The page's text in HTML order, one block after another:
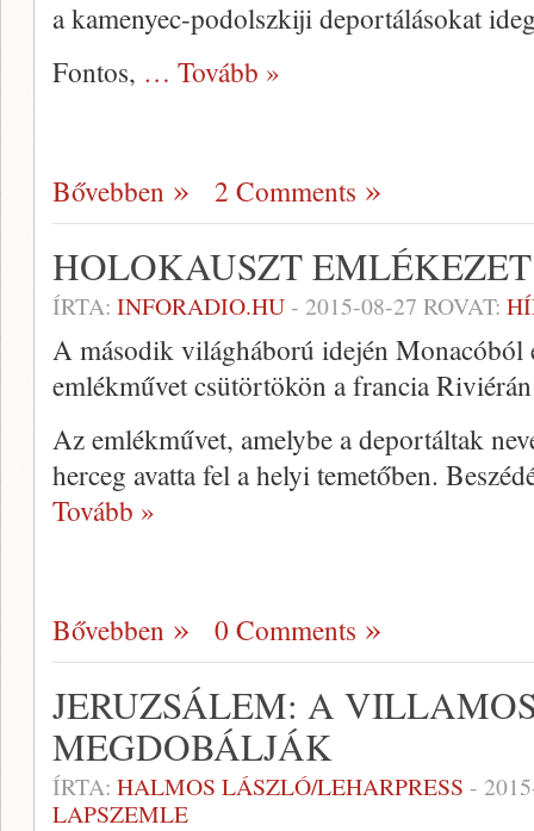
a kamenyec-podolszkiji deportálásokat
Fontos, … Tovább »
Bővebben 2 Comments
HOLOKAUSZT
ÍRTA: INFORADIO.HU- 2015-08-27 ROVAT:
A második világháború idején
emlékművet csütörtökön a francia
Az emlékművet, amelybe a deportáltak
herceg avatta fel a helyi temetőben.
Tovább »
Bővebben 0 Comments
JERUZSÁLEM: A
MEGDOBÁLJÁK
ÍRTA: HALMOS LÁSZLÓ/LEHARPRESS -
LAPSZEMLE